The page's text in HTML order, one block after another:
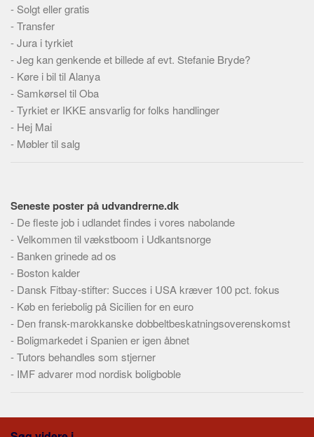
Dokumenttyper
Emner
Skribenter
Personer
Steder
Kilder
Om
Redigering
Tekstannoncer
Bannere
Hjælp
- Solgt eller gratis
-Transfer
-Jura i tyrkiet
-Jeg kan genkende et billede af evt. Stefanie Bryde?
- Køre i bil til Alanya
- Samkørsel til Oba
-Tyrkiet er IKKE ansvarlig for folks handlinger
- Hej Mai
- Møbler til salg
Seneste poster på udvandrerne.dk
- De fleste job i udlandet findes i vores nabolande
-Velkommen til vækstboom i Udkantsnorge
- Banken grinede ad os
- Boston kalder
- Dansk Fitbay-stifter: Succes i USA kræver 100 pct. fokus
- Køb en feriebolig på Sicilien for en euro
- Den fransk-marokkanske dobbeltbeskatningsoverenskomst
- Boligmarkedet i Spanien er igen åbnet
-Tutors behandles som stjerner
- IMF advarer mod nordisk boligboble